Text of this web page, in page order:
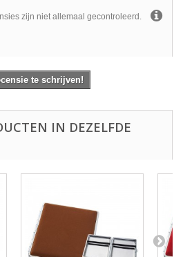
zijn niet allemaal gecontroleerd.
te schrijven!
IN DEZELFDE